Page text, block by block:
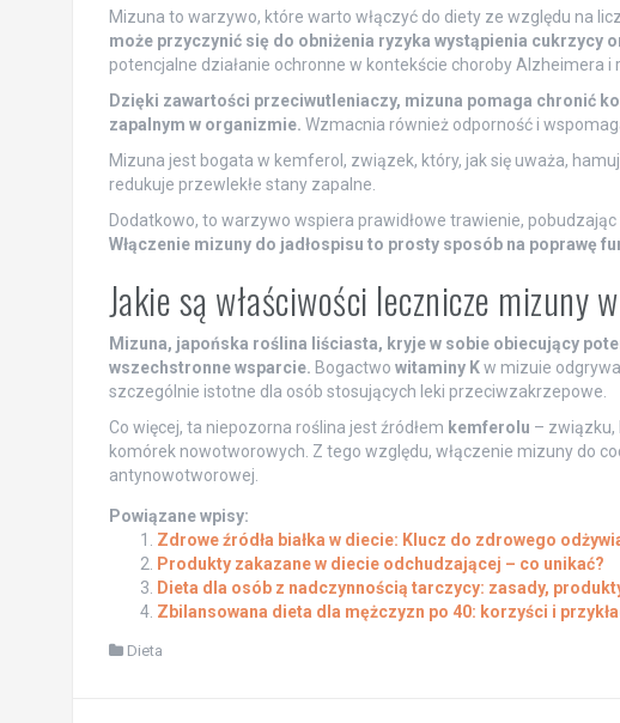
Mizuna to warzywo, które warto włączyć do diety ze względu na
może przyczynić się do obniżenia ryzyka wystąpienia cukrzycy
potencjalne działanie ochronne w kontekście choroby Alzheimera
Dzięki zawartości przeciwutleniaczy, mizuna pomaga chronić
zapalnym w organizmie. Wzmacnia również odporność i
Mizuna jest bogata w kemferol, związek, który, jak się uważa,
redukuje przewlekłe stany zapalne.
Dodatkowo, to warzywo wspiera prawidłowe trawienie,
Włączenie mizuny do jadłospisu to prosty sposób na poprawę
Jakie są właściwości lecznicze mizuny
Mizuna, japońska roślina liściasta, kryje w sobie obiecujący
wszechstronne wsparcie. Bogactwo witaminy Kw mizuie
szczególnie istotne dla osób stosujących leki przeciwzakrzepowe.
Co więcej, ta niepozorna roślina jest źródłem kemferolu – związku,
komórek nowotworowych. Z tego względu, włączenie mizuny do
antynowotworowej.
Powiązane wpisy:
Zdrowe źródła białka w diecie: Klucz do zdrowego
Produkty zakazane w diecie odchudzającej – co unikać?
Dieta dla osób z nadczynnością tarczycy: zasady,
Zbilansowana dieta dla mężczyzn po 40: korzyści i
Dieta